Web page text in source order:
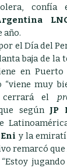
confía
año.
el Día del
baja de la
en Puerto
muy
cerrará el
según JP
Eni y la emiratí
remarcó